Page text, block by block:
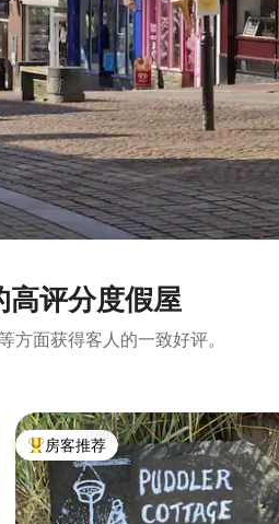
评分度假屋
方面获得客人的一致好评。
热门「房客推荐」
房客推荐